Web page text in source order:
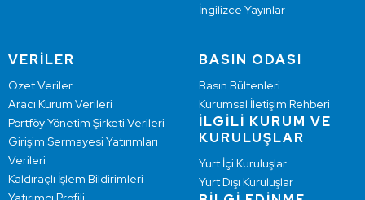
İngilizce Yayınlar
VERİLER
Özet Veriler
Aracı Kurum Verileri
Portföy Yönetim Şirketi Verileri
Girişim Sermayesi Yatırımları
Verileri
Kaldıraçlı İşlem Bildirimleri
BASIN ODASI
Basın Bültenleri
Kurumsal İletişim Rehberi
İLGİLİ KURUM VE
KURULUŞLAR
Yurt İçi Kuruluşlar
Yurt Dışı Kuruluşlar